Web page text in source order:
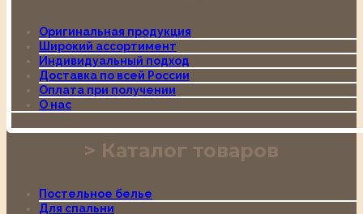
Оригинальная продукция
Широкий ассортимент
Индивидуальный подход
Доставка по всей России
Оплата при получении
О нас
Каталог товаров
Постельное белье
Для спальни